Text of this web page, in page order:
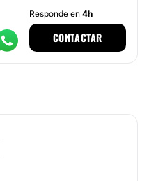
Responde en 4h
CONTACTAR